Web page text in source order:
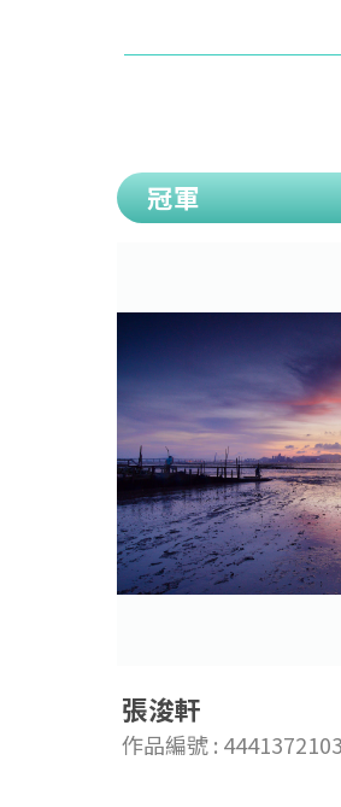
冠軍
張浚軒
作品編號 : 4441372103